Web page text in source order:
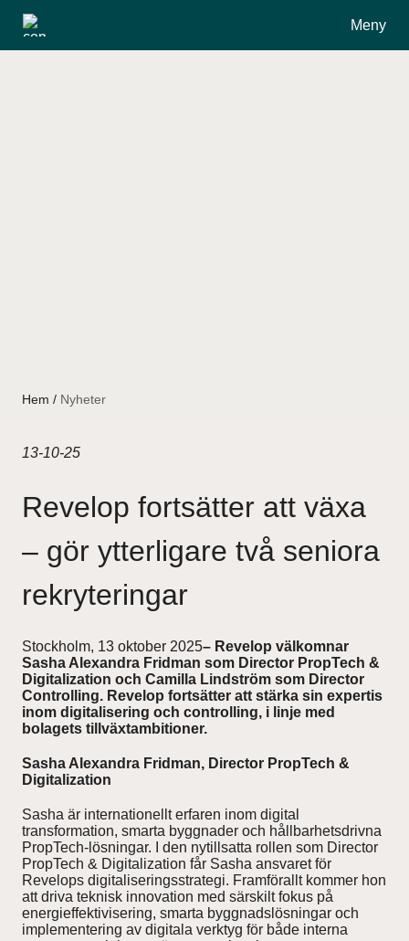
Meny
Uthyrning
Nyheter
Karriär
Kontakt
For Investors
News and Insights
About Revelop
Hem / Nyheter
13-10-25
Revelop fortsätter att växa
– gör ytterligare två seniora
rekryteringar
Stockholm, 13 oktober 2025– Revelop välkomnar
Sasha Alexandra Fridman som Director PropTech &
Digitalization och Camilla Lindström som Director
Controlling. Revelop fortsätter att stärka sin expertis
inom digitalisering och controlling, i linje med
bolagets tillväxtambitioner.
Sasha Alexandra Fridman, Director PropTech &
Digitalization
Sasha är internationellt erfaren inom digital
transformation, smarta byggnader och hållbarhetsdrivna
PropTech-lösningar. I den nytillsatta rollen som Director
PropTech & Digitalization får Sasha ansvaret för
Revelops digitaliseringsstrategi. Framförallt kommer hon
att driva teknisk innovation med särskilt fokus på
energieffektivisering, smarta byggnadslösningar och
implementering av digitala verktyg för både interna